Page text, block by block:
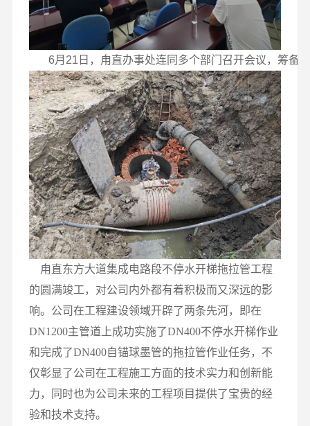
6月21日，甪直办事处连同多个部门召开会议，筹备前
甪直东方大道集成电路段不停水开梯拖拉管工程
的圆满竣工，对公司内外都有着积极而又深远的影
响。公司在工程建设领域开辟了两条先河，即在
DN1200主管道上成功实施了DN400不停水开梯作业
和完成了DN400自锚球墨管的拖拉管作业任务，不
仅彰显了公司在工程施工方面的技术实力和创新能
力，同时也为公司未来的工程项目提供了宝贵的经
验和技术支持。